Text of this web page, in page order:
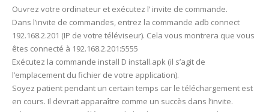
Ouvrez votre ordinateur et exécutez l’ invite de commande.
Dans l’invite de commandes, entrez la commande adb connect
192.168.2.201 (IP de votre téléviseur). Cela vous montrera que vous
êtes connecté à 192.168.2.201:5555
Exécutez la commande install D install.apk (il s’agit de
l’emplacement du fichier de votre application).
Soyez patient pendant un certain temps car le téléchargement est
en cours. Il devrait apparaître comme un succès dans l’invite.